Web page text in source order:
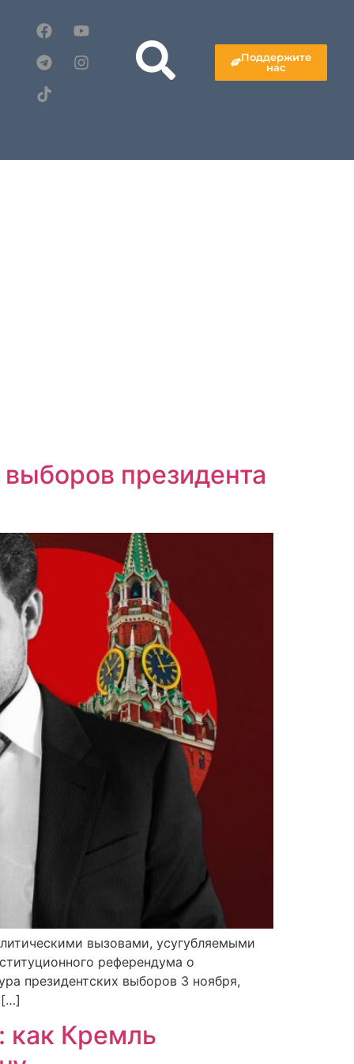
Поддержите
нас
президента
вызовами, усугубляемыми
референдума о
президентских выборов 3 ноября,
[…]
как Кремль